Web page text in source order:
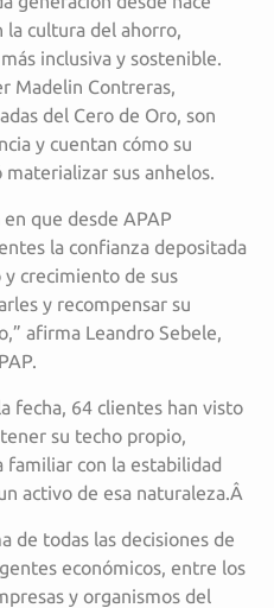
la cultura del ahorro,
inclusiva y sostenible.
Madelin Contreras,
del Cero de Oro, son
y cuentan cómo su
sus anhelos.
que desde APAP
la confianza depositada
crecimiento de sus
y recompensar su
afirma Leandro Sebele,
fecha, 64 clientes han visto
su techo propio,
familiar con la estabilidad
activo de esa naturaleza.Â
de todas las decisiones de
económicos, entre los
y organismos del